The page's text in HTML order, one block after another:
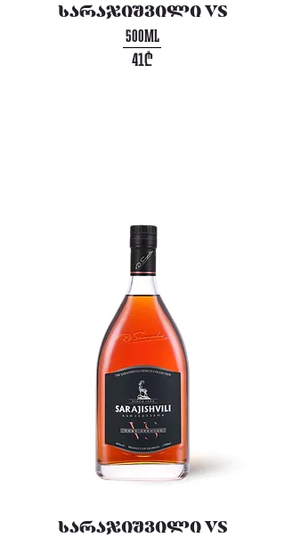
სარაჯიშვილი VS
41₾
500ML
სარაჯიშვილი VS